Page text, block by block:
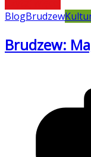
BlogBrudzew
Brudzew: